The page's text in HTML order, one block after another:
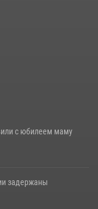
в оперативно-
«Темерник»
с юбилеем маму
задержаны